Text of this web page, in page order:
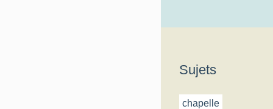
Sujets
chapelle